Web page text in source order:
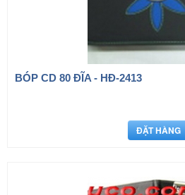
BÓP CD 80 ĐĨA - HÐ-2413